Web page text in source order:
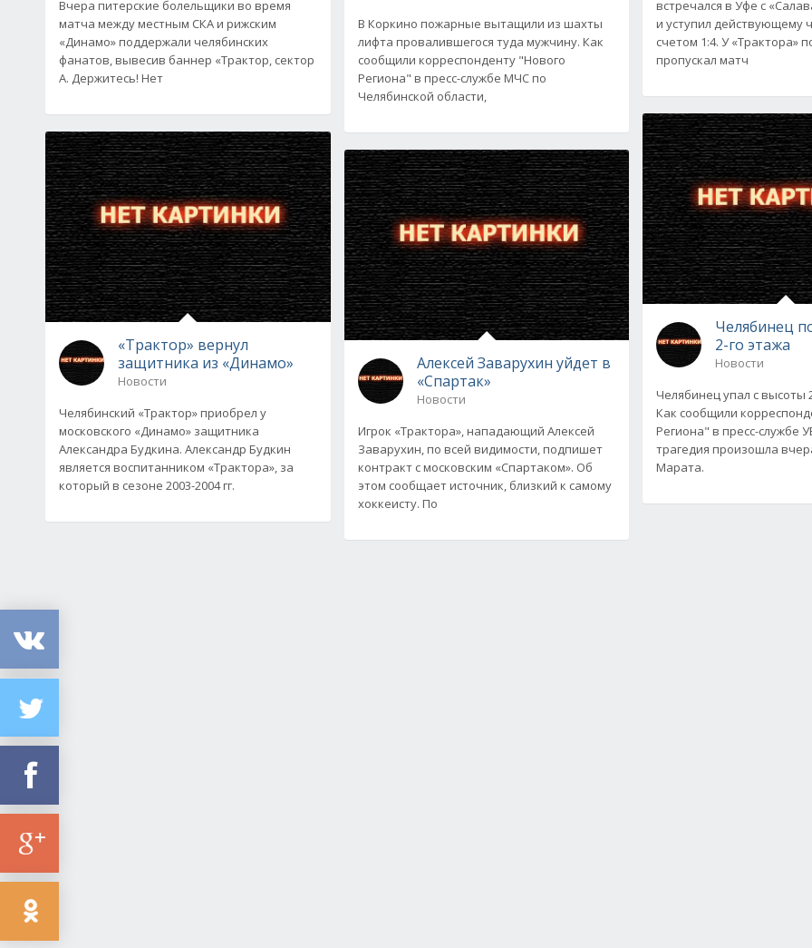
Вчера питерские болельщики во время
матча между местным СКА и рижским
«Динамо» поддержали челябинских
фанатов, вывесив баннер «Трактор, сектор
А. Держитесь! Нет
«Трактор» вернул
защитника из «Динамо»
Новости
Челябинский «Трактор» приобрел у
московского «Динамо» защитника
Александра Будкина. Александр Будкин
является воспитанником «Трактора», за
который в сезоне 2003-2004 гг.
В Коркино пожарные вытащили из шахты
лифта провалившегося туда мужчину. Как
сообщили корреспонденту "Нового
Региона" в пресс-службе МЧС по
Челябинской области,
Алексей Заварухин уйдет в
«Спартак»
Новости
Игрок «Трактора», нападающий Алексей
Заварухин, по всей видимости, подпишет
контракт с московским «Спартаком». Об
этом сообщает источник, близкий к самому
хоккеисту. По
встречался в Уфе с
и уступил действующему
счетом 1:4. У «Трактора»
пропускал матч
Челябинец
2-го этажа
Новости
Челябинец упал с высоты
Как сообщили
Региона" в пресс-службе
трагедия произошла
Марата.